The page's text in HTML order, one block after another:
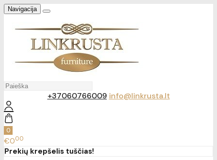
Navigacija
+37060766009 info@linkrusta.lt
0
€000
Prekių krepšelis tuščias!